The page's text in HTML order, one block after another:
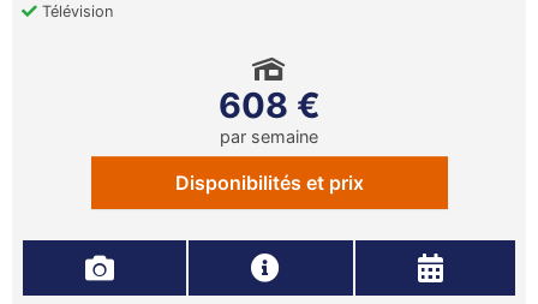
Télévision
608 €
par semaine
Disponibilités et prix